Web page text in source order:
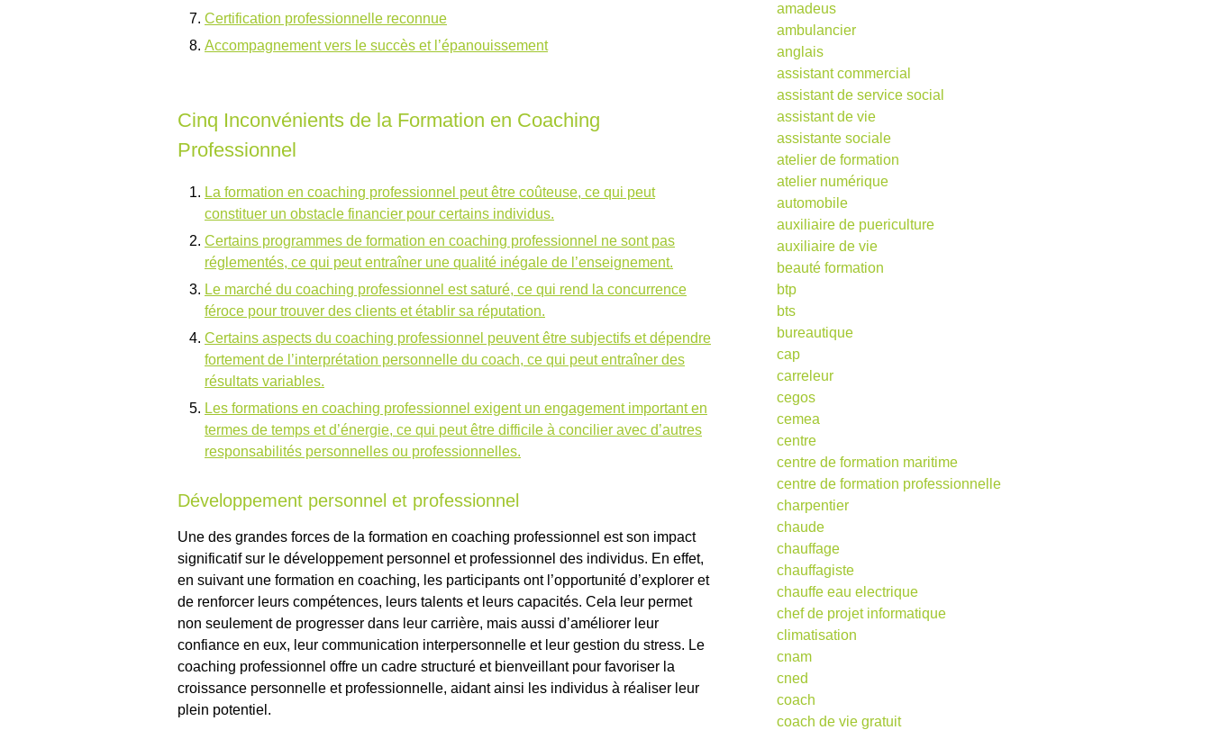
Certification professionnelle reconnue
Accompagnement vers le succès et l’épanouissement
Cinq Inconvénients de la Formation en Coaching
Professionnel
La formation en coaching professionnel peut être coûteuse, ce qui peut
constituer un obstacle financier pour certains individus.
Certains programmes de formation en coaching professionnel ne sont pas
réglementés, ce qui peut entraîner une qualité inégale de l’enseignement.
Le marché du coaching professionnel est saturé, ce qui rend la concurrence
féroce pour trouver des clients et établir sa réputation.
Certains aspects du coaching professionnel peuvent être subjectifs et dépendre
fortement de l’interprétation personnelle du coach, ce qui peut entraîner des
résultats variables.
Les formations en coaching professionnel exigent un engagement important en
termes de temps et d’énergie, ce qui peut être difficile à concilier avec d’autres
responsabilités personnelles ou professionnelles.
Développement personnel et professionnel
Une des grandes forces de la formation en coaching professionnel est son impact
significatif sur le développement personnel et professionnel des individus. En effet,
en suivant une formation en coaching, les participants ont l’opportunité d’explorer et
de renforcer leurs compétences, leurs talents et leurs capacités. Cela leur permet
non seulement de progresser dans leur carrière, mais aussi d’améliorer leur
confiance en eux, leur communication interpersonnelle et leur gestion du stress. Le
coaching professionnel offre un cadre structuré et bienveillant pour favoriser la
croissance personnelle et professionnelle, aidant ainsi les individus à réaliser leur
plein potentiel.
amadeus
ambulancier
anglais
assistant commercial
assistant de service social
assistant de vie
assistante sociale
atelier de formation
atelier numérique
automobile
auxiliaire de puericulture
auxiliaire de vie
beauté formation
btp
bts
bureautique
cap
carreleur
cegos
cemea
centre
centre de formation maritime
centre de formation professionnelle
charpentier
chaude
chauffage
chauffagiste
chauffe eau electrique
chef de projet informatique
climatisation
cnam
cned
coach
coach de vie gratuit